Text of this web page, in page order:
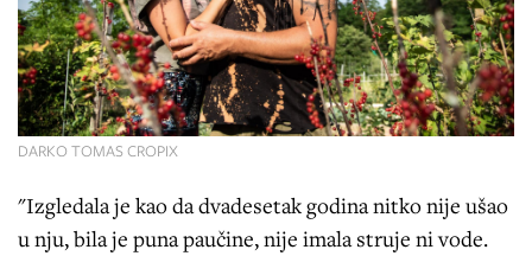
DARKO TOMAS CROPIX
"Izgledala je kao da dvadesetak godina nitko nije ušao
u nju, bila je puna paučine, nije imala struje ni vode.